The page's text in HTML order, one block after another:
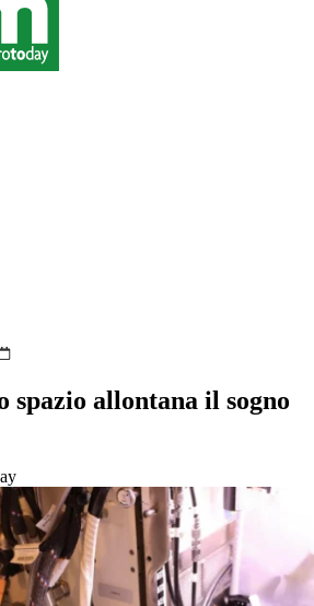
spazio allontana il sogno